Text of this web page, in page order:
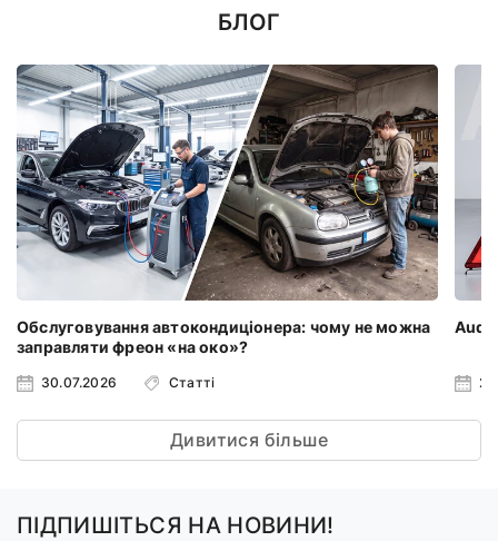
БЛОГ
Обслуговування автокондиціонера: чому не можна
заправляти фреон «на око»?
30.07.2026 Статті
Audi
Дивитися більше
ПІДПИШІТЬСЯ НА НОВИНИ!